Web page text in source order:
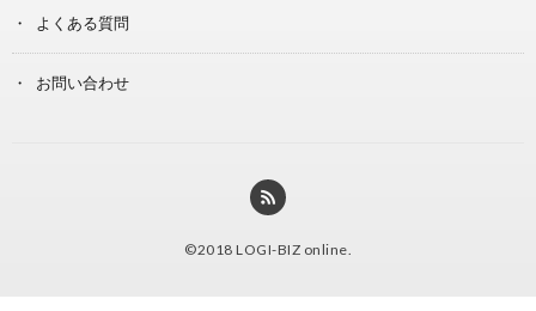
よくある質問
お問い合わせ
©2018 LOGI-BIZ online